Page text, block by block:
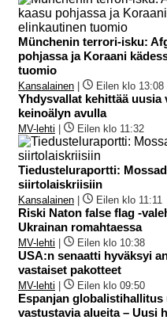
Münchenin terrori-isku:
pohjassa ja Koraani
tuomio
Kansalainen | Eilen klo 13:08
Yhdysvallat kehittää uusia
keinoälyn avulla
MV-lehti | Eilen klo 11:32
Tiedusteluraportti:
siirtolaiskriisiin
Kansalainen | Eilen klo 11:11
Riski Naton false flag -
Ukrainan romahtaessa
MV-lehti | Eilen klo 10:38
USA:n senaatti hyväksyi
vastaiset pakotteet
MV-lehti | Eilen klo 09:50
Espanjan
vastustavia alueita – Uusi